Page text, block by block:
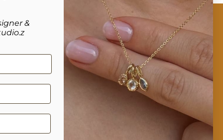
fortrydelse
Om studio.z
Vores historie
Cookies
Handelsbetingelser
&